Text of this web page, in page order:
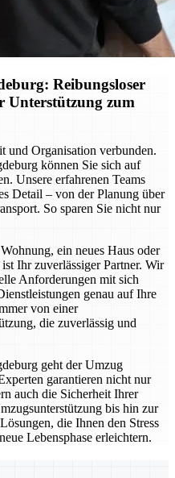
Reibungsloser
Unterstützung zum
Organisation verbunden.
können Sie sich auf
Unsere erfahrenen Teams
Detail – von der Planung über
So sparen Sie nicht nur
ein neues Haus oder
Ihr zuverlässiger Partner. Wir
Anforderungen mit sich
genau auf Ihre
von einer
die zuverlässig und
geht der Umzug
garantieren nicht nur
auch die Sicherheit Ihrer
bis hin zur
die Ihnen den Stress
Lebensphase erleichtern.